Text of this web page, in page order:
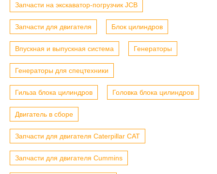
Запчасти на экскаватор-погрузчик JCB
Запчасти для двигателя Блок цилиндров
Впускная и выпускная система Генераторы
Генераторы для спецтехники
Гильза блока цилиндров Головка блока цилиндров
Двигатель в сборе
Запчасти для двигателя Caterpillar CAT
Запчасти для двигателя Cummins